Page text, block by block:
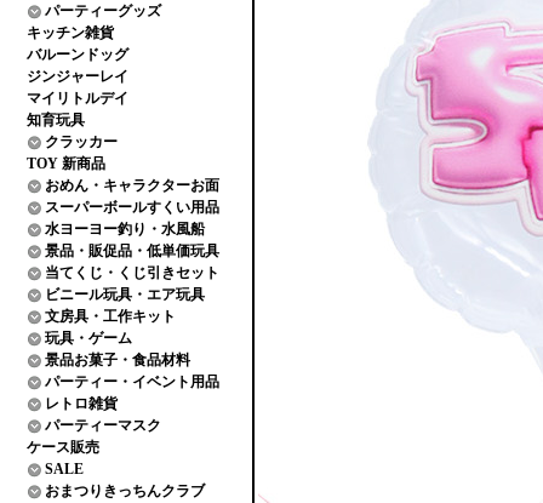
パーティーグッズ
キッチン雑貨
バルーンドッグ
ジンジャーレイ
マイリトルデイ
知育玩具
クラッカー
TOY 新商品
おめん・キャラクターお面
スーパーボールすくい用品
水ヨーヨー釣り・水風船
景品・販促品・低単価玩具
当てくじ・くじ引きセット
ビニール玩具・エア玩具
文房具・工作キット
玩具・ゲーム
景品お菓子・食品材料
パーティー・イベント用品
レトロ雑貨
パーティーマスク
ケース販売
SALE
おまつりきっちんクラブ